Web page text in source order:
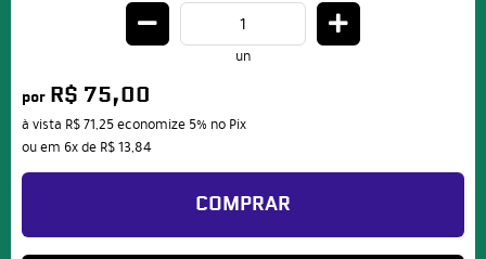
un
por R$ 75,00
à vista R$ 71,25economize 5% no Pix
ou em 6xde R$ 13,84
COMPRAR